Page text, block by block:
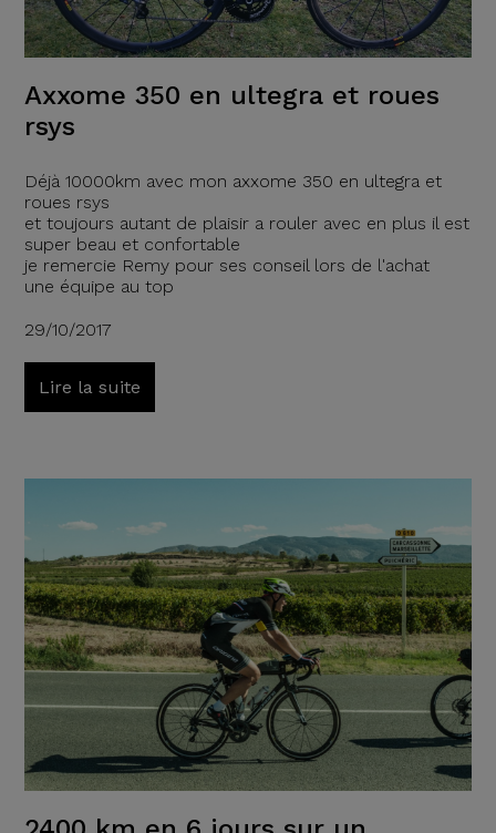
Axxome 350 en ultegra et roues
rsys
Déjà 10000km avec mon axxome 350 en ultegra et
roues rsys
et toujours autant de plaisir a rouler avec en plus il est
super beau et confortable
je remercie Remy pour ses conseil lors de l'achat
une équipe au top
29/10/2017
Lire la suite